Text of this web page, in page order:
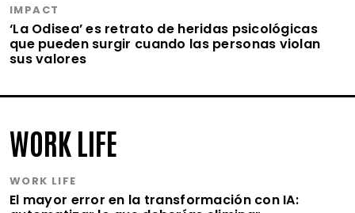
IMPACT
‘La Odisea’ es retrato de heridas psicológicas
que pueden surgir cuando las personas violan
sus valores
WORK LIFE
WORK LIFE
El mayor error en la transformación con IA: